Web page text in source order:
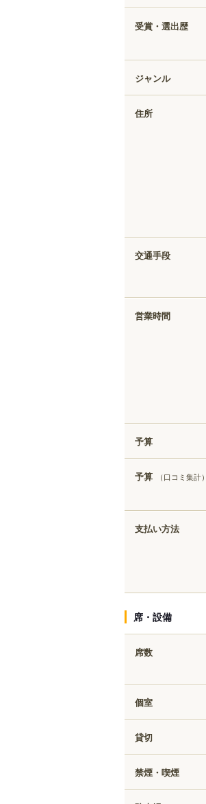
受賞・選出歴
ジャンル
住所
交通手段
営業時間
予算
予算 （口コミ集計）
支払い方法
席・設備
席数
個室
貸切
禁煙・喫煙